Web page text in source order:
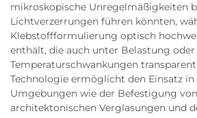
mikroskopische Unregelmäßigkeiten
Lichtverzerrungen führen könnten,
Klebstoffformulierung optisch
enthält, die auch unter Belastung oder
Temperaturschwankungen
Technologie ermöglicht den Einsatz
Umgebungen wie der Befestigung
architektonischen Verglasungen und